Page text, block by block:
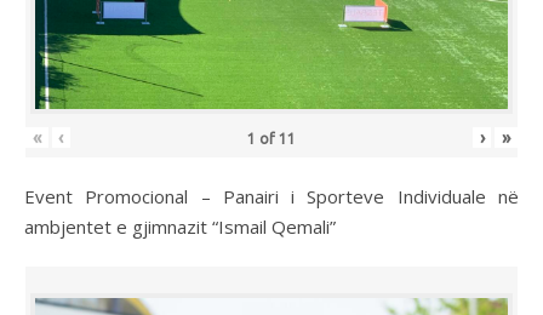
« ‹ 1 of 11 › »
Event Promocional – Panairi i Sporteve Individuale në
ambjentet e gjimnazit “Ismail Qemali”